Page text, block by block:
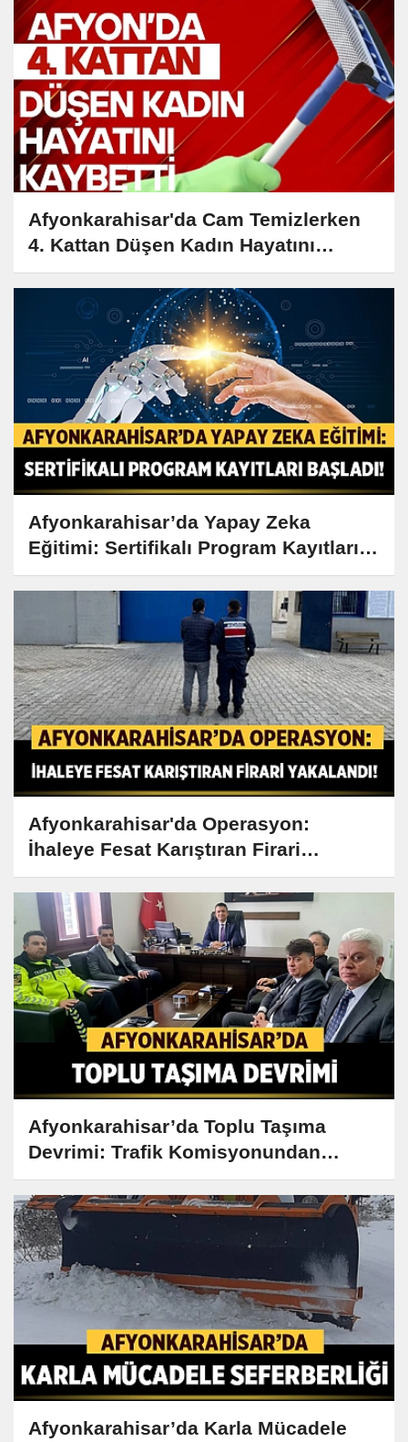
Afyonkarahisar'da Cam Temizlerken
4. Kattan Düşen Kadın Hayatını
Kaybetti
Afyonkarahisar’da Yapay Zeka
Eğitimi: Sertifikalı Program Kayıtları
Başladı!
Afyonkarahisar'da Operasyon:
İhaleye Fesat Karıştıran Firari
Yakalandı!
Afyonkarahisar’da Toplu Taşıma
Devrimi: Trafik Komisyonundan
Çarpıcı Kararlar!
Afyonkarahisar’da Karla Mücadele